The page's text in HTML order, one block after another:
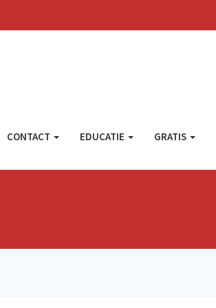
CONTACT EDUCATIE GRATIS